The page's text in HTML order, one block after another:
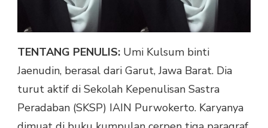
TENTANG PENULIS: Umi Kulsum binti
Jaenudin, berasal dari Garut, Jawa Barat. Dia
turut aktif di Sekolah Kepenulisan Sastra
Peradaban (SKSP) IAIN Purwokerto. Karyanya